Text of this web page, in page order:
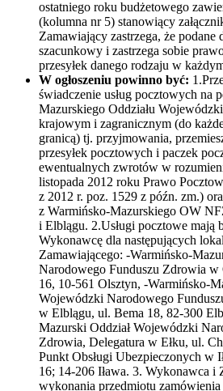
ostatniego roku budżetowego
(kolumna nr 5) stanowiący
Zamawiający zastrzega, że podane
szacunkowy i zastrzega sobie
przesyłek danego rodzaju w
W ogłoszeniu powinno być:
świadczenie usług pocztowych na
Mazurskiego Oddziału
krajowym i zagranicznym (do
granicą) tj. przyjmowania,
przesyłek pocztowych i paczek
ewentualnych zwrotów w
listopada 2012 roku Prawo
z 2012 r. poz. 1529 z późn. zm.)
z Warmińsko-Mazurskiego OW
i Elblągu. 2.Usługi pocztowe mają
Wykonawcę dla następujących
Zamawiającego: -Warmińsko-
Narodowego Funduszu Zdrowia w
16, 10-561 Olsztyn, -Warmińsko-
Wojewódzki Narodowego
w Elblągu, ul. Bema 18, 82-300
Mazurski Oddział Wojewódzki
Zdrowia, Delegatura w Ełku, ul.
Punkt Obsługi Ubezpieczonych w
16; 14-206 Iława. 3. Wykonawca i
wykonania przedmiotu